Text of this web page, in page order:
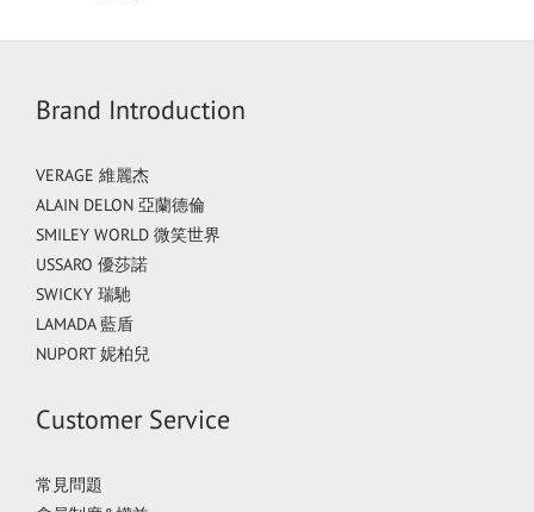
Brand Introduction
VERAGE 維麗杰
ALAIN DELON 亞蘭德倫
SMILEY WORLD 微笑世界
USSARO 優莎諾
SWICKY 瑞馳
LAMADA 藍盾
NUPORT 妮柏兒
Customer Service
常見問題